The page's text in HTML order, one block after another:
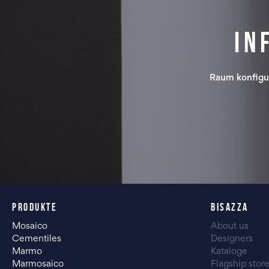
Raum
PRODUKTE
Mosaico
Cementiles
Marmo
Marmosaico
BISAZZA
About us
Designers
Kataloge
Flagship